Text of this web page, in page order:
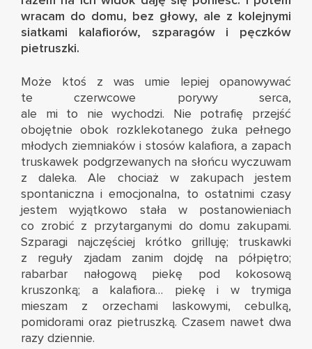
wracam do domu, bez głowy, ale z kolejnymi
siatkami kalafiorów, szparagów i pęczków
pietruszki.
Może ktoś z was umie lepiej opanowywać
te czerwcowe porywy serca,
ale mi to nie wychodzi. Nie potrafię przejść
obojętnie obok rozklekotanego żuka pełnego
młodych ziemniaków i stosów kalafiora, a zapach
truskawek podgrzewanych na słońcu wyczuwam
z daleka. Ale chociaż w zakupach jestem
spontaniczna i emocjonalna, to ostatnimi czasy
jestem wyjątkowo stała w postanowieniach
co zrobić z przytarganymi do domu zakupami.
Szparagi najczęściej krótko grilluję; truskawki
z reguły zjadam zanim dojdę na półpiętro;
rabarbar nałogową piekę pod kokosową
kruszonką; a kalafiora… piekę i w trymiga
mieszam z orzechami laskowymi, cebulką,
pomidorami oraz pietruszką. Czasem nawet dwa
razy dziennie.